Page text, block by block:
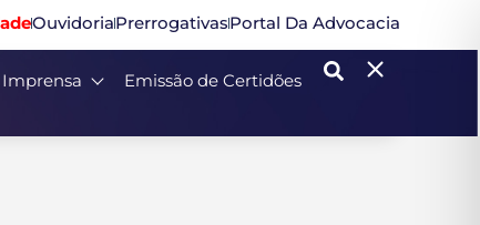
OuvidoriaPrerrogativasPortal Da Advocacia
Imprensa Emissão de Certidões